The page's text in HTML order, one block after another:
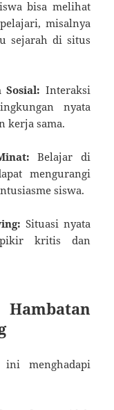
bisa melihat
misalnya
sejarah di situs
Sosial: Interaksi
nyata
kerja sama.
Belajar di
mengurangi
siswa.
Situasi nyata
kritis dan
ini menghadapi